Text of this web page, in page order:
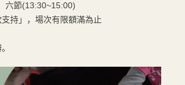
六節(13:30~15:00)
持」，場次有限額滿為止